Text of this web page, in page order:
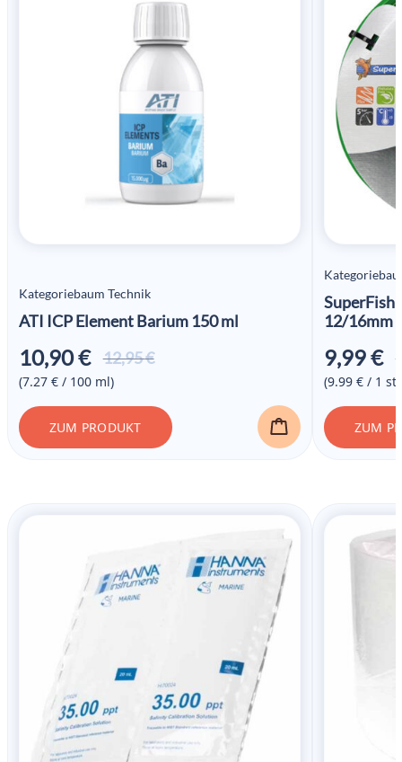
Kategoriebaum Technik
ATI ICP Element Barium 150 ml
12,95€Ursprünglicher
10,90€
Aktueller
(7.27 € / 100 ml)
ZUM PRODUKT
SuperFish
12/16mm
9,99€
(9.99 € / 1
ZUM